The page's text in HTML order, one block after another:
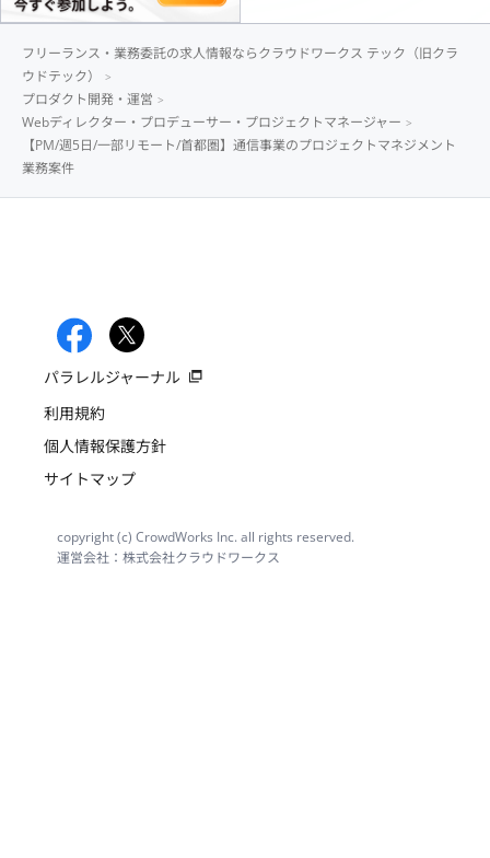
フリーランス・業務委託の求人情報ならクラウドワークス テック（旧クラ
ウドテック）
プロダクト開発・運営
Webディレクター・プロデューサー・プロジェクトマネージャー
【PM/週5日/一部リモート/首都圏】通信事業のプロジェクトマネジメント
業務案件
パラレルジャーナル
利用規約
個人情報保護方針
サイトマップ
copyright (c) CrowdWorks Inc. all rights reserved.
運営会社：株式会社クラウドワークス